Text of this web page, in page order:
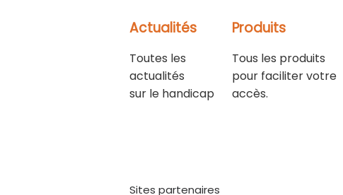
Actualités
Toutes les
actualités
sur le handicap
Produits
Tous les produits
pour faciliter votre
accès.
Sites partenaires